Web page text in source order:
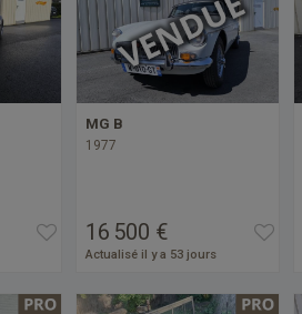
MG B
1977
16 500 €
Actualisé il y a 53 jours